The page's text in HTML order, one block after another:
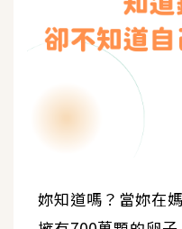
妳知道嗎？當妳在